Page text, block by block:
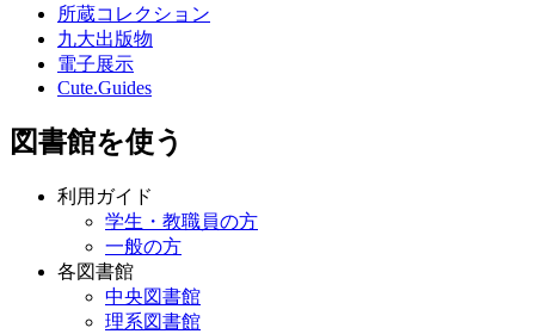
所蔵コレクション
九大出版物
電子展示
Cute.Guides
図書館を使う
利用ガイド
学生・教職員の方
一般の方
各図書館
中央図書館
理系図書館